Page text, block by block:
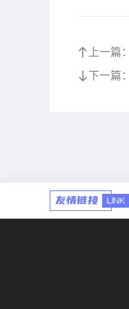
上一篇：
下一篇：